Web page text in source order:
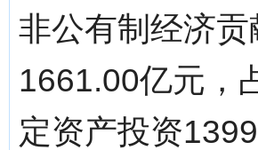
非公有制经济
1661.00亿元，
定资产投资